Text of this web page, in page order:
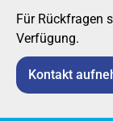
Für Rückfragen
Verfügung.
Kontakt